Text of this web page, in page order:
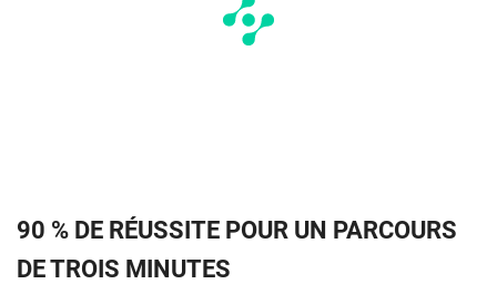
90 % DE RÉUSSITE POUR UN PARCOURS
DE TROIS MINUTES